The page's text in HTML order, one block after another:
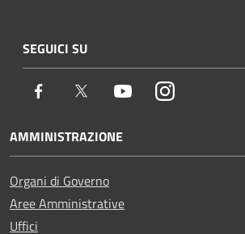
SEGUICI SU
Facebook Twitter YoutubeInstagram
AMMINISTRAZIONE
Organi di Governo
Aree Amministrative
Uffici